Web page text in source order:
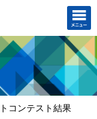
コンテスト結果